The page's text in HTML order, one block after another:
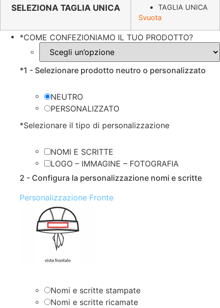
originale
€9.74.
attuale
€6.49.
SELEZIONA TAGLIA UNICA
TAGLIA UNICA
Svuota
*COME CONFEZIONIAMO IL TUO PRODOTTO?
*1 - Selezionare prodotto neutro o personalizzato
NEUTRO
PERSONALIZZATO
*Selezionare il tipo di personalizzazione
NOMI E SCRITTE
LOGO – IMMAGINE – FOTOGRAFIA
2 - Configura la personalizzazione nomi e scritte
Personalizzazione Fronte
Nomi e scritte stampate
Nomi e scritte ricamate